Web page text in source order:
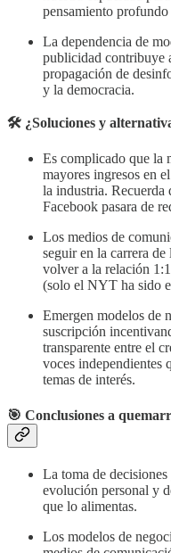
pensamiento
La dependencia de
publicidad contribuye
propagación de
y la democracia.
🛠️ ¿Soluciones y
Es complicado que la
mayores ingresos en
la industria.
Facebook pasara de
Los medios de
seguir en la carrera
volver a la relación
(solo el NYT ha sido
Emergen modelos de
suscripción
transparente entre el
voces independientes
temas de interés.
🎯 Conclusiones a
La toma de
evolución personal y
que lo alimentas.
Los modelos de